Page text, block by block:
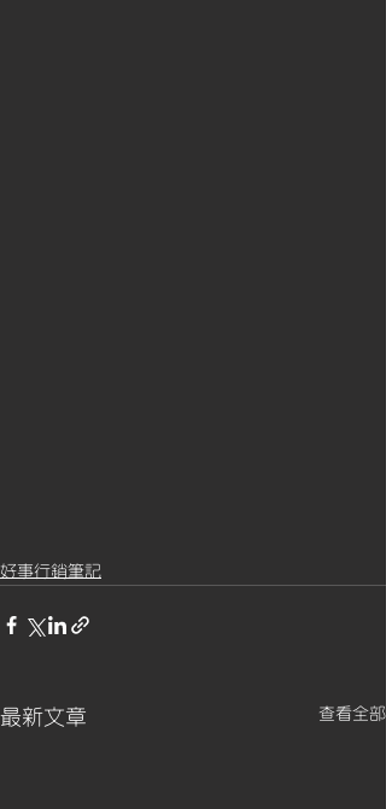
好事行銷筆記
最新文章 查看全部